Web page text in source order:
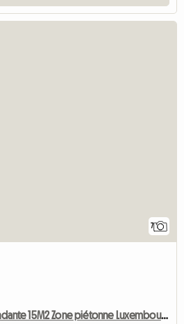
7
Chambre indépendante 15M2 Zone piétonne Luxembourg-city